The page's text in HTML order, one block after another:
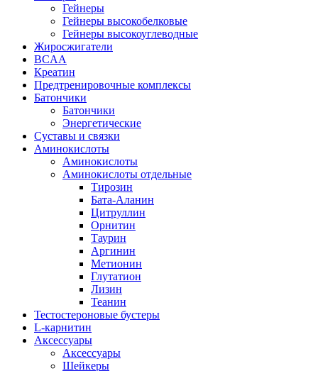
Гейнеры
Гейнеры высокобелковые
Гейнеры высокоуглеводные
Жиросжигатели
BCAA
Креатин
Предтренировочные комплексы
Батончики
Батончики
Энергетические
Суставы и связки
Аминокислоты
Аминокислоты
Аминокислоты отдельные
Тирозин
Бата-Аланин
Цитруллин
Орнитин
Таурин
Аргинин
Метионин
Глутатион
Лизин
Теанин
Тестостероновые бустеры
L-карнитин
Аксессуары
Аксессуары
Шейкеры